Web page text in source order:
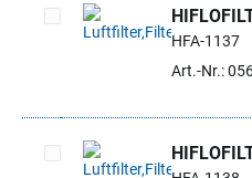
Artikel auswählen
HFA-1137
Art.-Nr.: